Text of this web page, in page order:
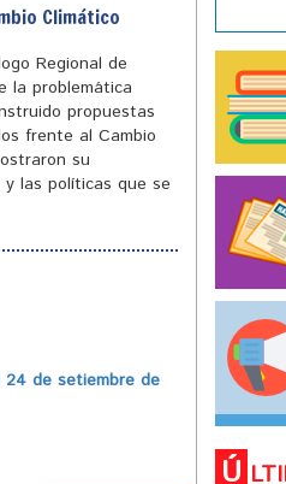
Climático
Regional de
la problemática
propuestas
frente al Cambio
su
las políticas que se
24 de setiembre de
Ú